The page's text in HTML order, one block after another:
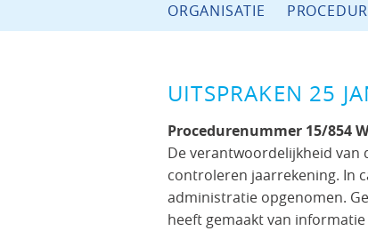
ORGANISATIE
UITSPRAKEN 25
Procedurenummer 15/854
De verantwoordelijkheid
controleren jaarrekening. In
administratie opgenomen.
heeft gemaakt van